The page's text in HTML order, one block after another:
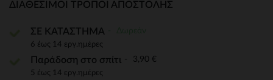
ΔΙΑΘΈΣΙΜΟΙ ΤΡΌΠΟΙ ΑΠΟΣΤΟΛΉΣ
ΣΕ ΚΑΤΑΣΤΗΜΑ
6 έως 14 εργ.ημέρες
Παράδοση στο σπίτι 3,90 €
5 έως 14 εργ.ημέρες